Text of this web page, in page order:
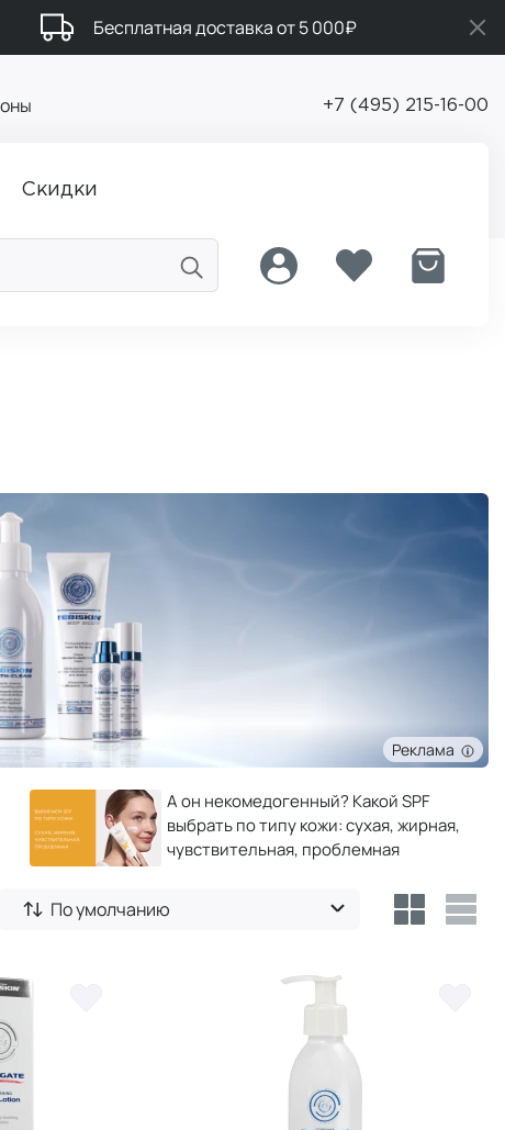
Бесплатная доставка от 5 000₽
+7 (495) 215-16-00
Скидки
Реклама
А он некомедогенный? Какой SPF
выбрать по типу кожи: сухая, жирная,
чувствительная, проблемная
По умолчанию